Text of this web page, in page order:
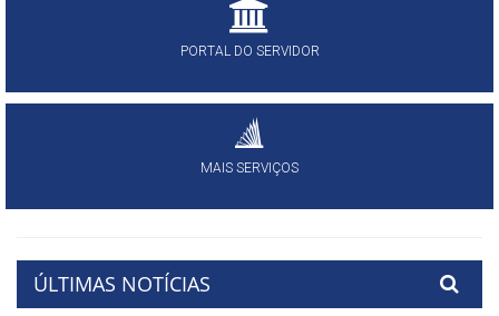
PORTAL DO SERVIDOR
MAIS SERVIÇOS
ÚLTIMAS NOTÍCIAS